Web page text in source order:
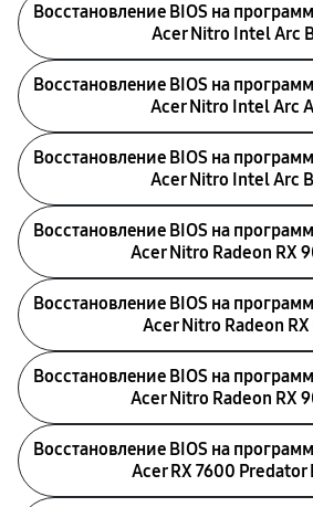
Восстановление BIOS на
Acer Nitro Intel Arc
Восстановление BIOS на
Acer Nitro Intel Arc
Восстановление BIOS на
Acer Nitro Intel Arc
Восстановление BIOS на
Acer Nitro Radeon RX
Восстановление BIOS на
Acer Nitro Radeon
Восстановление BIOS на
Acer Nitro Radeon RX
Восстановление BIOS на
Acer RX 7600 Predator